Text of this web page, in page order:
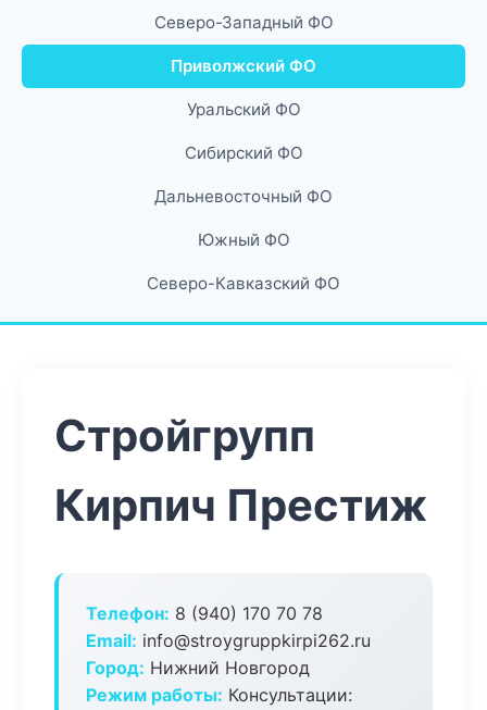
Северо-Западный ФО
Приволжский ФО
Уральский ФО
Сибирский ФО
Дальневосточный ФО
Южный ФО
Северо-Кавказский ФО
Стройгрупп
Кирпич Престиж
Телефон: 8 (940) 170 70 78
Email: info@stroygruppkirpi262.ru
Город: Нижний Новгород
Режим работы: Консультации: